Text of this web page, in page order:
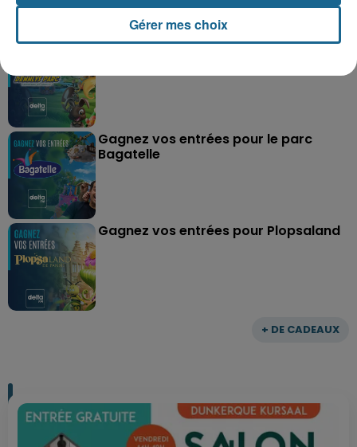
+ DE CADEAUX
Grand jeu de l'été : les cabines de plages
Gagnez vos entrées pour Dennlys
Gagnez vos entrées pour le parc
Bagatelle
Gagnez vos entrées pour Plopsaland
Gérer mes choix